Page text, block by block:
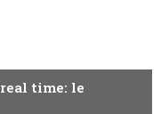
time: le